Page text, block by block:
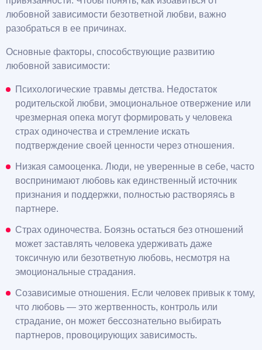
любовной зависимости безответной любви, важно
разобраться в ее причинах.
Основные факторы, способствующие развитию
любовной зависимости:
Психологические травмы детства. Недостаток
родительской любви, эмоциональное отвержение или
чрезмерная опека могут формировать у человека
страх одиночества и стремление искать
подтверждение своей ценности через отношения.
Низкая самооценка. Люди, не уверенные в себе, часто
воспринимают любовь как единственный источник
признания и поддержки, полностью растворяясь в
партнере.
Страх одиночества. Боязнь остаться без отношений
может заставлять человека удерживать даже
токсичную или безответную любовь, несмотря на
эмоциональные страдания.
Созависимые отношения. Если человек привык к тому,
что любовь — это жертвенность, контроль или
страдание, он может бессознательно выбирать
партнеров, провоцирующих зависимость.